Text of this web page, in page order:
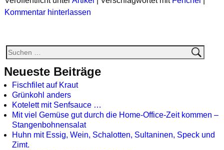
Kommentar hinterlassen
Neueste Beiträge
Fischfilet auf Kraut
Grünkohl anders
Kotelett mit Senfsauce …
Mit viel Gemüse gut durch die Home-Office-Zeit kommen –
Stangenbohnensalat
Huhn mit Essig, Wein, Schalotten, Sultaninen, Speck und
Zimt.